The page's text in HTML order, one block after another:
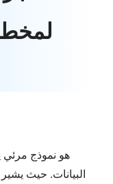
البيانات. حيث يشير